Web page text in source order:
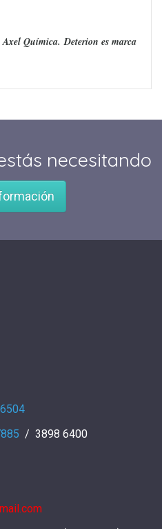
Axel Química.Deterion es marca
necesitando
/ 3898 6400